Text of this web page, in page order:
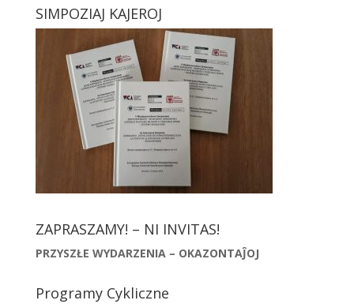
SIMPOZIAJ KAJEROJ
ZAPRASZAMY! – NI INVITAS!
PRZYSZŁE WYDARZENIA – OKAZONTAĴOJ
Programy Cykliczne